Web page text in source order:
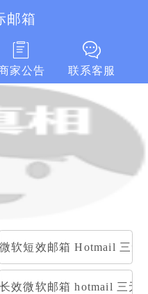
邮箱
家公告 联系客服
机账号 随机密码
微软短效邮箱 Hotmail 三无
账号 随机密码
长效微软邮箱 hotmail 三无